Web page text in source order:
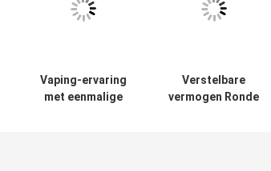
Vaping-ervaring
met eenmalige
Verstelbare
vermogen Ronde